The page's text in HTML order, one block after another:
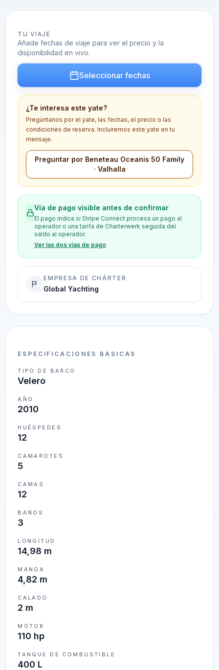
ESPECIFICACIONES BÁSICAS
TIPO DE BARCO
Velero
AÑO
2010
HUÉSPEDES
12
CAMAROTES
5
CAMAS
12
BAÑOS
3
LONGITUD
14,98 m
MANGA
4,82 m
CALADO
2 m
MOTOR
110 hp
TANQUE DE COMBUSTIBLE
400 L
TU VIAJE
Añade fechas de viaje para ver el precio y la
disponibilidad en vivo.
Seleccionar fechas
¿Te interesa este yate?
Pregúntanos por el yate, las fechas, el precio o las
condiciones de reserva. Incluiremos este yate en tu
mensaje.
Preguntar por Beneteau Oceanis 50 Family
· Valhalla
Vía de pago visible antes de confirmar
El pago indica si Stripe Connect procesa un pago al
operador o una tarifa de Charterwerk seguida del
saldo al operador.
Ver las dos vías de pago
EMPRESA DE CHÁRTER
Global Yachting